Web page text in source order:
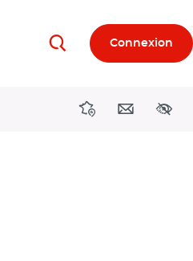
RechercherConnexion
DirectionsContact